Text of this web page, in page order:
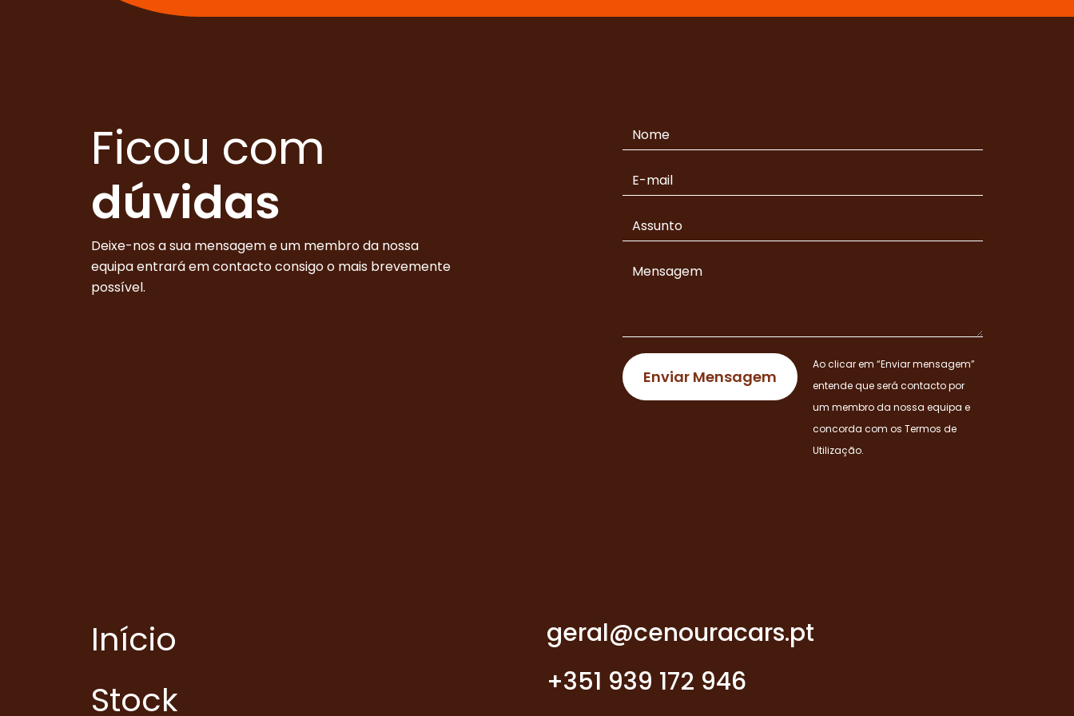
Ficou com
dúvidas
Deixe-nos a sua mensagem e um membro da nossa
equipa entrará em contacto consigo o mais brevemente
possível.
Ao clicar em “Enviar mensagem”
entende que será contacto por
um membro da nossa equipa e
concorda com os Termos de
Utilização.
Início
Stock
geral@cenouracars.pt
+351 939 172 946